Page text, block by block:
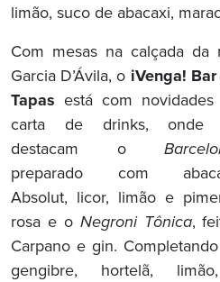
limão, suco de abacaxi,
Com mesas na calçada da
Garcia D’Ávila, o iVenga!
Tapas está com novidades
carta de drinks, onde
destacam o
preparado com
Absolut, licor, limão e
rosa e o Negroni Tônica,
Carpano e gin.
gengibre, hortelã,